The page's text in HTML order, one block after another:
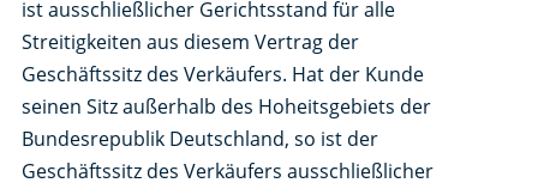
ist ausschließlicher Gerichtsstand für alle
Streitigkeiten aus diesem Vertrag der
Geschäftssitz des Verkäufers. Hat der Kunde
seinen Sitz außerhalb des Hoheitsgebiets der
Bundesrepublik Deutschland, so ist der
Geschäftssitz des Verkäufers ausschließlicher